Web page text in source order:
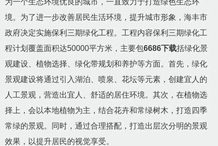
为一个生态环境优良的城市，一直致力于打造绿色生态环
境。为了进一步改善居民生活环境，提升城市形象，海丰市
政府决定实施保利三期绿化工程。工程内容保利三期绿化工
程计划覆盖面积达50000平方米，主要包6686下载括绿化景
观建设、植物选择、绿化带规划和养护等方面。首先，绿化
景观建设将通过引入湖泊、喷泉、花坛等元素，创建宜人的
人工景观，营造出宜人、舒适的居住环境。其次，在植物选
择上，会以本地植物为主，结合花卉和常绿树木，打造四季
常绿的景观。同时，通过合理搭配，打造出层次分明的景观
效果，以提升居民的视觉享受。